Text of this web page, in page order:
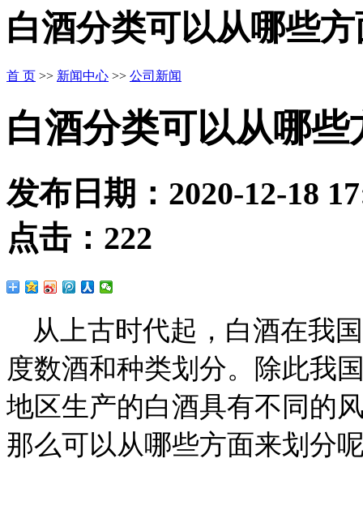
白酒分类可以从哪些
首 页 >> 新闻中心 >> 公司新闻
白酒分类可以从哪
发布日期： 2020-12-18
点击： 222
从上古时代起，白酒在我
度数酒和种类划分。除此我
地区生产的白酒具有不同的
那么可以从哪些方面来划分